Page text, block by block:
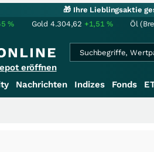
🎁 Ihre Lieblingsaktie
% Gold 4.304,62 +1,51% Öl
eröffnen
Nachrichten Indizes Fonds